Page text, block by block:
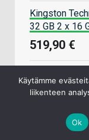
Kingston
32 GB 2 x 16
519,90 €
Käytämme
liikenteen
Ok